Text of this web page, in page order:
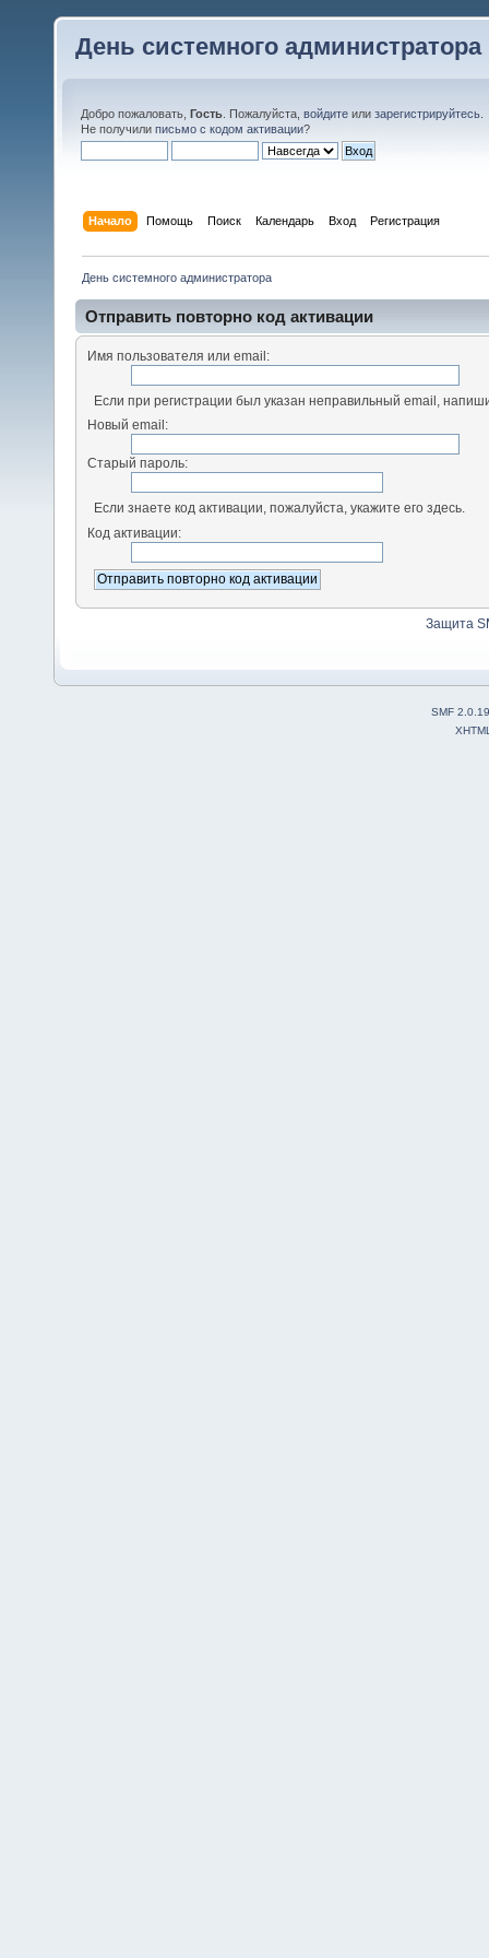
День системного администратора
Добро пожаловать, Гость . Пожалуйста, войдите или зарегистрируйтесь
Не получили письмо с кодом активации?
Начало Помощь Поиск Календарь Вход Регистрация
День системного администратора
Отправить повторно код активации
Имя пользователя или email:
Если при регистрации был указан неправильный email,
Новый email:
Старый пароль:
Если знаете код активации, пожалуйста, укажите его здесь.
Код активации:
Защита
SMF 2.0.19